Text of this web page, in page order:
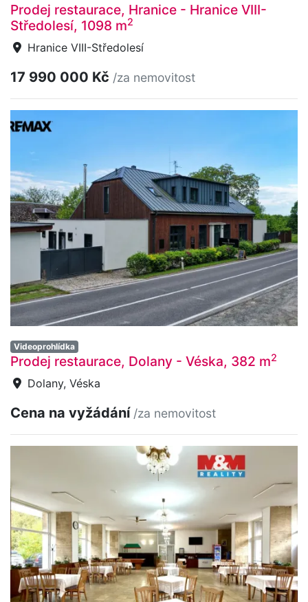
Prodej restaurace, Hranice - Hranice VIII-
Středolesí, 1098 m2
Hranice VIII-Středolesí
17 990 000 Kč /za nemovitost
Videoprohlídka
Prodej restaurace, Dolany - Véska, 382 m2
Dolany, Véska
Cena na vyžádání /za nemovitost